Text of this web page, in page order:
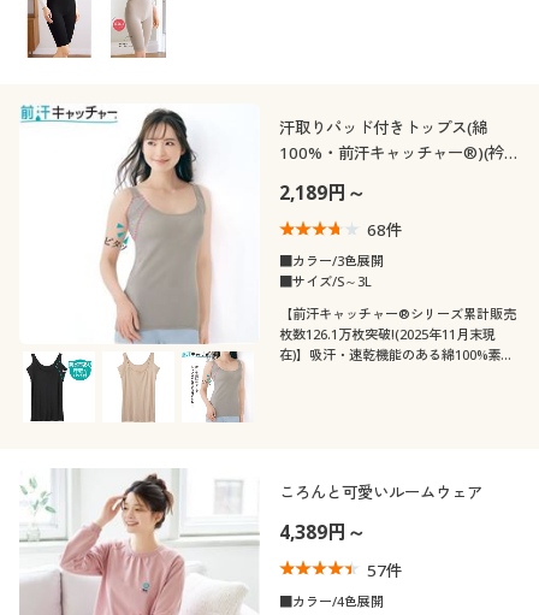
汗取りパッド付きトップス(綿
100%・前汗キャッチャー®)(衿
2,189円～
68件
■カラー/3色展開
■サイズ/S～3L
【前汗キャッチャー®シリーズ累計販売
枚数126.1万枚突破!(2025年11月末現
在)】吸汗・速乾機能のある綿100%素材
ころんと可愛いルームウェア
4,389円～
57件
■カラー/4色展開